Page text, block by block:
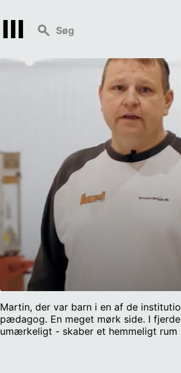
Martin, der var barn i en af de
pædagog. En meget mørk side. I
umærkeligt - skaber et hemmeligt rum